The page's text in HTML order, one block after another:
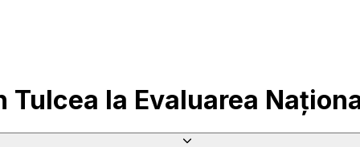
Tulcea la Evaluarea